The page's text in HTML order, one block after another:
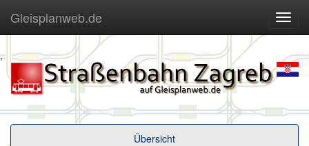
,
ein-/
Gleisplanweb.de
Übersicht